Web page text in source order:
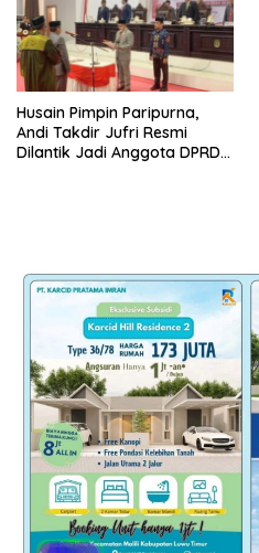
Husain Pimpin Paripurna,
Andi Takdir Jufri Resmi
Dilantik Jadi Anggota DPRD